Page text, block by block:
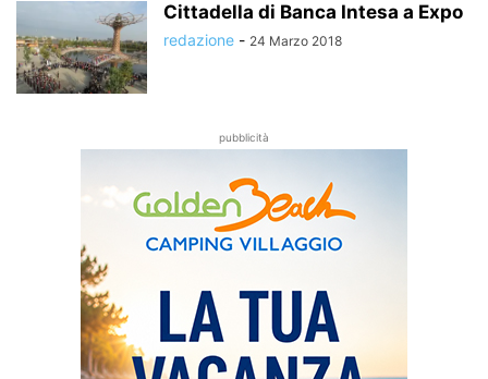
Cittadella di Banca Intesa a Expo
redazione - 24 Marzo 2018
pubblicità